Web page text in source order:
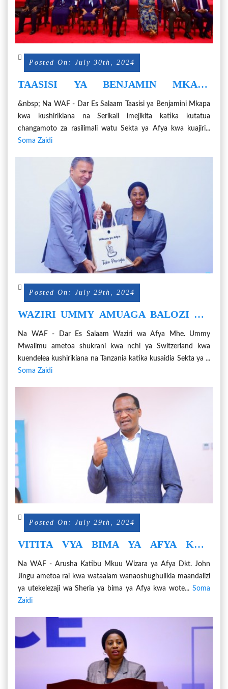
Posted On: July 30th, 2024
TAASISI YA BENJAMIN MKAPA
CHANGAMOTO ZA RASILIMALI WATU
&nbsp; Na WAF - Dar Es Salaam Taasisi ya Benjamini Mkapa
kwa kushirikiana na Serikali imejikita katika kutatua
changamoto za rasilimali watu Sekta ya Afya kwa kuajiri...
Soma Zaidi
Posted On: July 29th, 2024
WAZIRI UMMY AMUAGA BALOZI WA
Na WAF - Dar Es Salaam Waziri wa Afya Mhe. Ummy
Mwalimu ametoa shukrani kwa nchi ya Switzerland kwa
kuendelea kushirikiana na Tanzania katika kusaidia Sekta ya ...
Soma Zaidi
Posted On: July 29th, 2024
VITITA VYA BIMA YA AFYA KWA
YA JAMII KWA NGAZI ZOTE
Na WAF - Arusha Katibu Mkuu Wizara ya Afya Dkt. John
Jingu ametoa rai kwa wataalam wanaoshughulikia maandalizi
ya utekelezaji wa Sheria ya bima ya Afya kwa wote... Soma
Zaidi